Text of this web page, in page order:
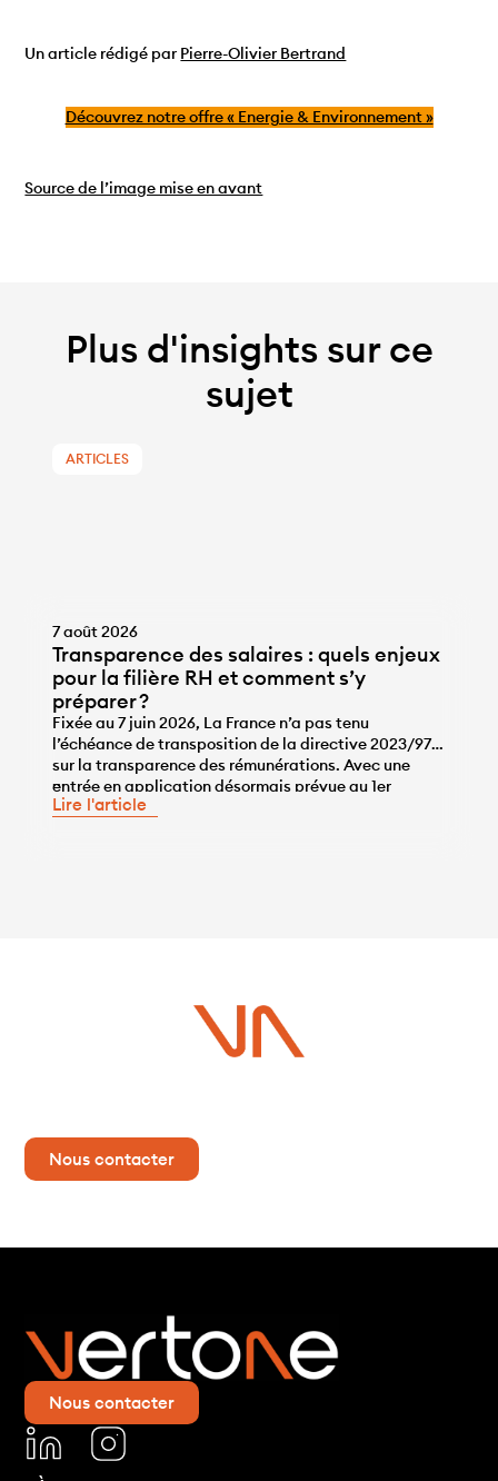
Un article rédigé par Pierre-Olivier Bertrand
Découvrez notre offre « Energie & Environnement »
Source de l’image mise en avant
Plus d'insights sur ce
sujet
ARTICLES
7 août 2026
Transparence des salaires : quels enjeux
pour la filière RH et comment s’y
préparer ?
Fixée au 7 juin 2026, La France n’a pas tenu
l’échéance de transposition de la directive 2023/970
sur la transparence des rémunérations. Avec une
entrée en application désormais prévue au 1er
janvier 2028, les entreprises disposent de l’année
...
Lire l'article
Nous contacter
Nous contacter